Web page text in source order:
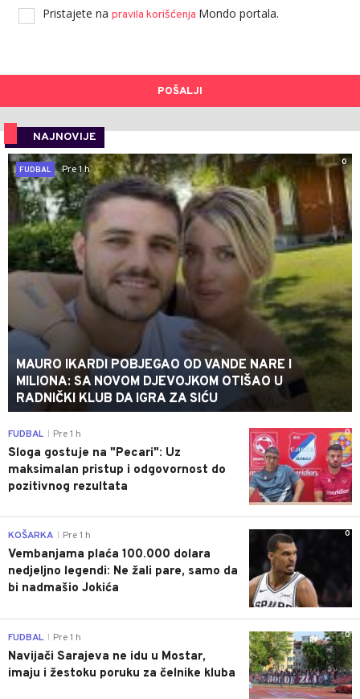
Pristajete na pravila korišćenja Mondo portala.
POŠALJI
NAJNOVIJE
0
FUDBAL
Pre 1 h
MAURO IKARDI POBJEGAO OD VANDE NARE I
MILIONA: SA NOVOM DJEVOJKOM OTIŠAO U
RADNIČKI KLUB DA IGRA ZA SIĆU
0
FUDBAL Pre 1 h
Sloga gostuje na "Pecari": Uz
maksimalan pristup i odgovornost do
pozitivnog rezultata
0
KOŠARKA Pre 1 h
Vembanjama plaća 100.000 dolara
nedjeljno legendi: Ne žali pare, samo da
bi nadmašio Jokića
0
FUDBAL Pre 1 h
Navijači Sarajeva ne idu u Mostar,
imaju i žestoku poruku za čelnike kluba